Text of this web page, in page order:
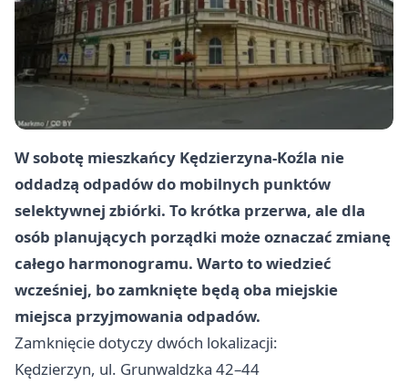
W sobotę mieszkańcy Kędzierzyna-Koźla nie
oddadzą odpadów do mobilnych punktów
selektywnej zbiórki. To krótka przerwa, ale dla
osób planujących porządki może oznaczać zmianę
całego harmonogramu. Warto to wiedzieć
wcześniej, bo zamknięte będą oba miejskie
miejsca przyjmowania odpadów.
Zamknięcie dotyczy dwóch lokalizacji:
Kędzierzyn, ul. Grunwaldzka 42–44